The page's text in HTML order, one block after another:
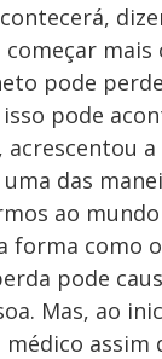
começar
pode
pode
acrescentou a
das
ao
forma como
pode
Mas, ao
assim